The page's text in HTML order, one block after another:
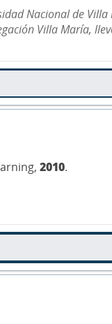
Nacional de
Villa María,
2010.